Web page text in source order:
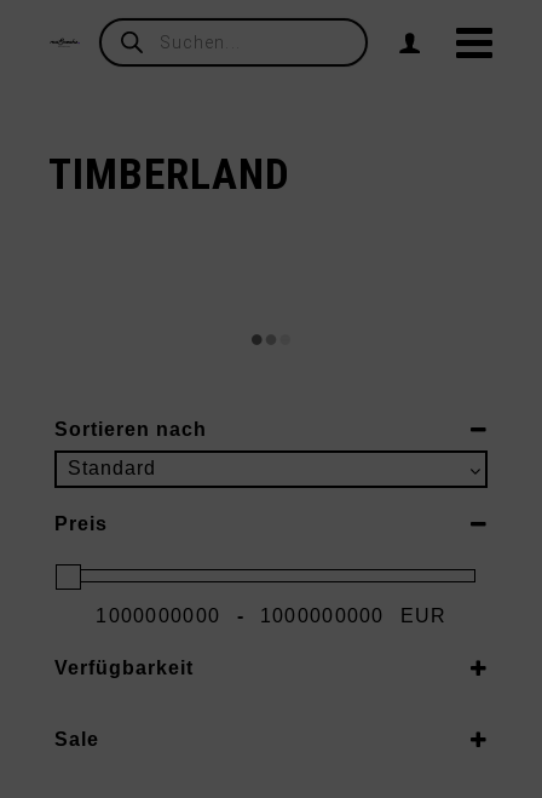
Products
search
TIMBERLAND
Sortieren nach
Sort Products
Standard
Preis
Minimum Price
-
Maximum Price
EUR
Verfügbarkeit
Auf Nachbestellung
Sale